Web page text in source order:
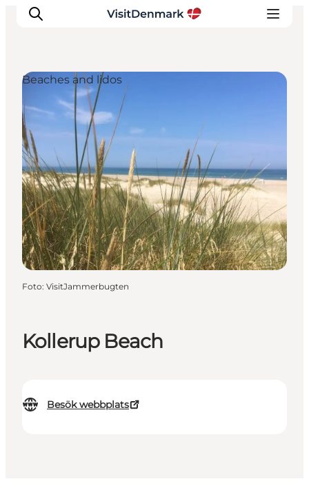
Inspiration
Resmål
Aktiviteter
Övernatta
Planera resan
Kollerup Beach
Besök webbplats
Beaches and lidos
Foto: VisitJammerbugten